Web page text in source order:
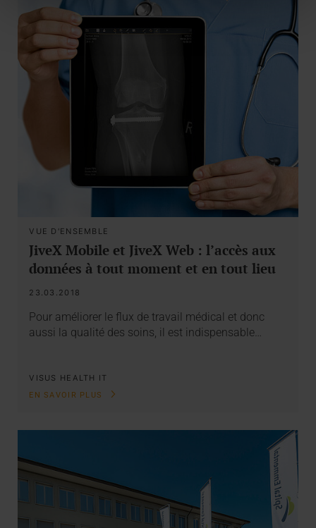
VUE D'ENSEMBLE
JiveX Mobile et JiveX Web : l’accès aux
données à tout moment et en tout lieu
23.03.2018
Pour améliorer le flux de travail médical et donc
aussi la qualité des soins, il est indispensable…
VISUS HEALTH IT
EN SAVOIR PLUS